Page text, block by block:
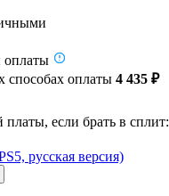
оплаты
способах оплаты 4 435 ₽
если брать в сплит:
русская версия)